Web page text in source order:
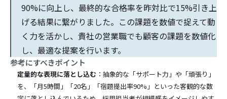
90%に向上し、最終的な合格率を昨対比で15%引き上
げる結果に繋がりました。この課題を数値で捉えて動
く力を活かし、貴社の営業職でも顧客の課題を数値化
し、最適な提案を行います。
参考にすべきポイント
定量的な表現に落とし込む ：抽象的な「サポート力」や「頑張り」
を、「月5時間」「20名」「宿題提出率90%」といった客観的な数